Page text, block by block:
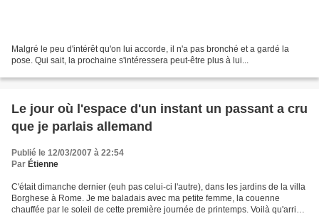
Malgré le peu d'intérêt qu'on lui accorde, il n'a pas bronché et a gardé la
pose. Qui sait, la prochaine s'intéressera peut-être plus à lui...
Le jour où l'espace d'un instant un passant a cru
que je parlais allemand
Publié le 12/03/2007 à 22:54
Par Étienne
C'était dimanche dernier (euh pas celui-ci l'autre), dans les jardins de la villa
Borghese à Rome. Je me baladais avec ma petite femme, la couenne
chauffée par le soleil de cette première journée de printemps. Voilà qu'arrive